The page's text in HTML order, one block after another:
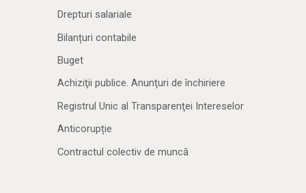
Drepturi salariale
Bilanțuri contabile
Buget
Achiziţii publice. Anunţuri de închiriere
Registrul Unic al Transparenţei Intereselor
Anticorupție
Contractul colectiv de muncă